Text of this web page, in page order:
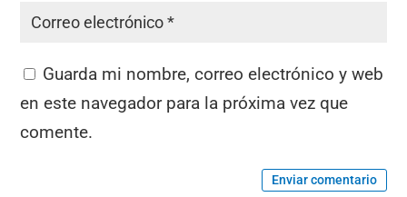
Guarda mi nombre, correo electrónico y web
en este navegador para la próxima vez que
comente.
Enviar comentario